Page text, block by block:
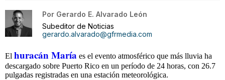
Por Gerardo E. Alvarado León
Subeditor de Noticias
gerardo.alvarado@gfrmedia.com
El huracán María es el evento atmosférico que más lluvia ha
descargado sobre Puerto Rico en un período de 24 horas, con 26.7
pulgadas registradas en una estación meteorológica.